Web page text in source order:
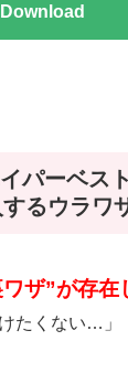
パーベス
るウラワ
ザ”が存在
たくない…